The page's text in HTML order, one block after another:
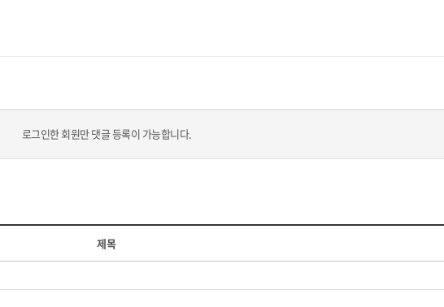
로그인한 회원만 댓글 등록이 가능합니다.
제목